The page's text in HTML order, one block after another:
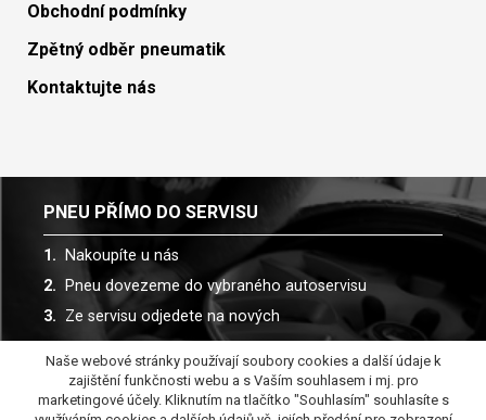
Obchodní podmínky
Zpětný odběr pneumatik
Kontaktujte nás
PNEU PŘÍMO DO SERVISU
Nakoupíte u nás
Pneu dovezeme do vybraného autoservisu
Ze servisu odjedete na nových
Spolupracujeme s více než 30 autoservisy
Naše webové stránky používají soubory cookies a další údaje k
zajištění funkčnosti webu a s Vaším souhlasem i mj. pro
marketingové účely. Kliknutím na tlačítko "Souhlasím" souhlasíte s